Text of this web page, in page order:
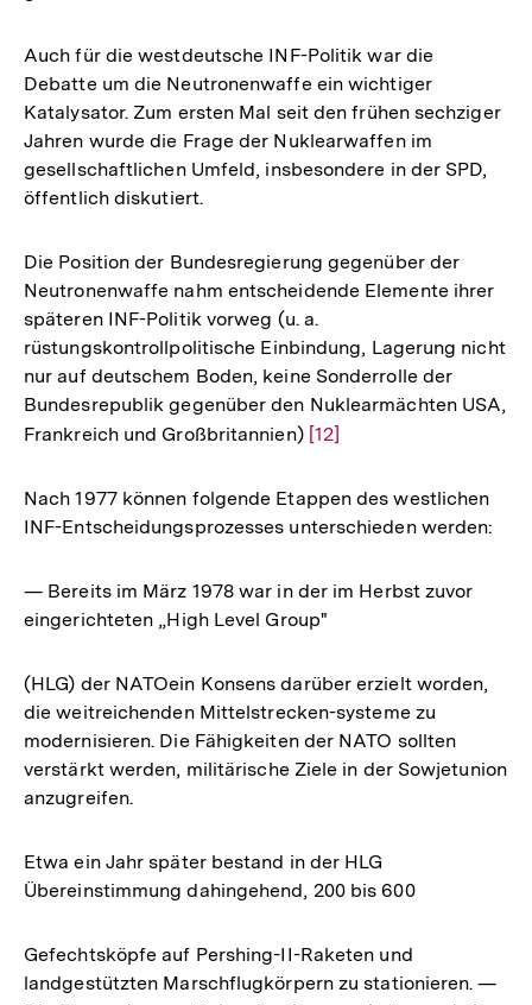
Auch für die westdeutsche INF-Politik war die
Debatte um die Neutronenwaffe ein wichtiger
Katalysator. Zum ersten Mal seit den frühen sechziger
Jahren wurde die Frage der Nuklearwaffen im
gesellschaftlichen Umfeld, insbesondere in der SPD,
öffentlich diskutiert.
Die Position der Bundesregierung gegenüber der
Neutronenwaffe nahm entscheidende Elemente ihrer
späteren INF-Politik vorweg (u. a.
rüstungskontrollpolitische Einbindung, Lagerung nicht
nur auf deutschem Boden, keine Sonderrolle der
Bundesrepublik gegenüber den Nuklearmächten USA,
Frankreich und Großbritannien) Zur
der
Fußnote
[12]
Nach 1977 können folgende Etappen des westlichen
INF-Entscheidungsprozesses unterschieden werden:
— Bereits im März 1978 war in der im Herbst zuvor
eingerichteten „High Level Group"
(HLG) der NATOein Konsens darüber erzielt worden,
die weitreichenden Mittelstrecken-systeme zu
modernisieren. Die Fähigkeiten der NATO sollten
verstärkt werden, militärische Ziele in der Sowjetunion
anzugreifen.
Etwa ein Jahr später bestand in der HLG
Übereinstimmung dahingehend, 200 bis 600
Gefechtsköpfe auf Pershing-II-Raketen und
landgestützten Marschflugkörpern zu stationieren. —